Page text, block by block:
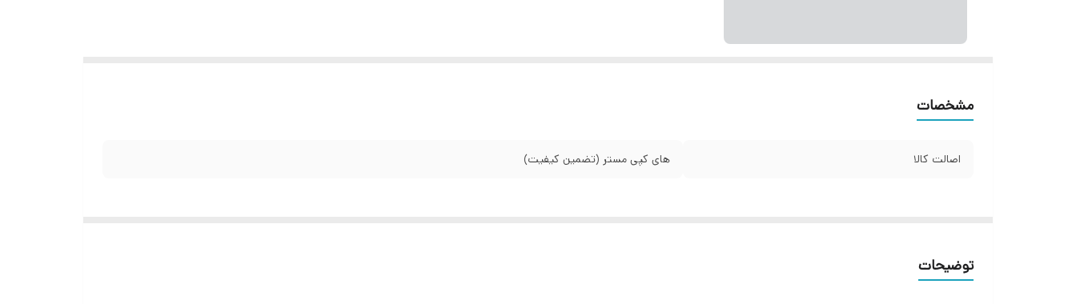
مشخصات
اصالت کالا های کپی مستر (تضمین کیفیت)
توضیحات